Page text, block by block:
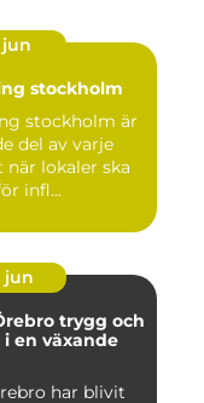
jun
stockholm
stockholm är
del av varje
lokaler ska
infl...
jun
och
en växande
har blivit